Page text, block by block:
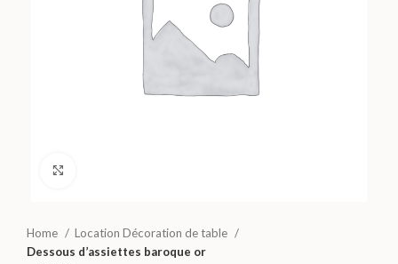
Home
Location Décoration de table
Dessous d’assiettes baroque or